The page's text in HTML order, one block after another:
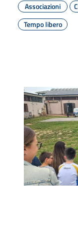
Associazioni
Tempo libero